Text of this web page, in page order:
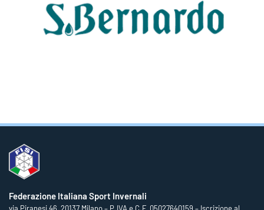
Federazione Italiana Sport Invernali